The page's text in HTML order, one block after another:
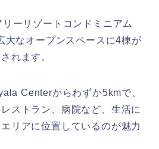
ーリゾートコンドミニアム
大なオープンスペースに4棟が
れます。
Centerからわずか5kmで、
ストラン、病院など、生活に
リアに位置しているのが魅力